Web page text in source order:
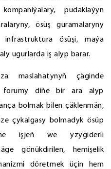
pudaklaýyn
ösüş guramalaryny
infrastruktura ösüşi, maýa
ugurlarda iş alyp barar.
maslahatynyň çäginde
forumy diňe bir ara alyp
bolmak bilen çäklenmän,
çykalgasy bolmadyk ösüp
işjeň we yzygiderli
gönükdirilen, hemişelik
döretmek üçin hem